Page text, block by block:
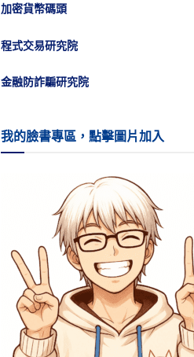
加密貨幣碼頭
程式交易研究院
金融防詐騙研究院
我的臉書專區，點擊圖片加入